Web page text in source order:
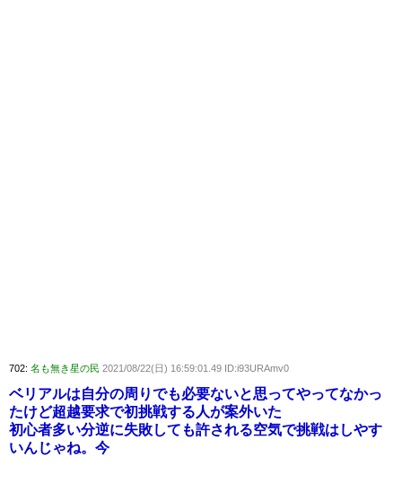
702: 名も無き星の民 2021/08/22(日) 16:59:01.49 ID:i93URAmv0
ベリアルは自分の周りでも必要ないと思ってやってなかっ
たけど超越要求で初挑戦する人が案外いた
初心者多い分逆に失敗しても許される空気で挑戦はしやす
いんじゃね。今